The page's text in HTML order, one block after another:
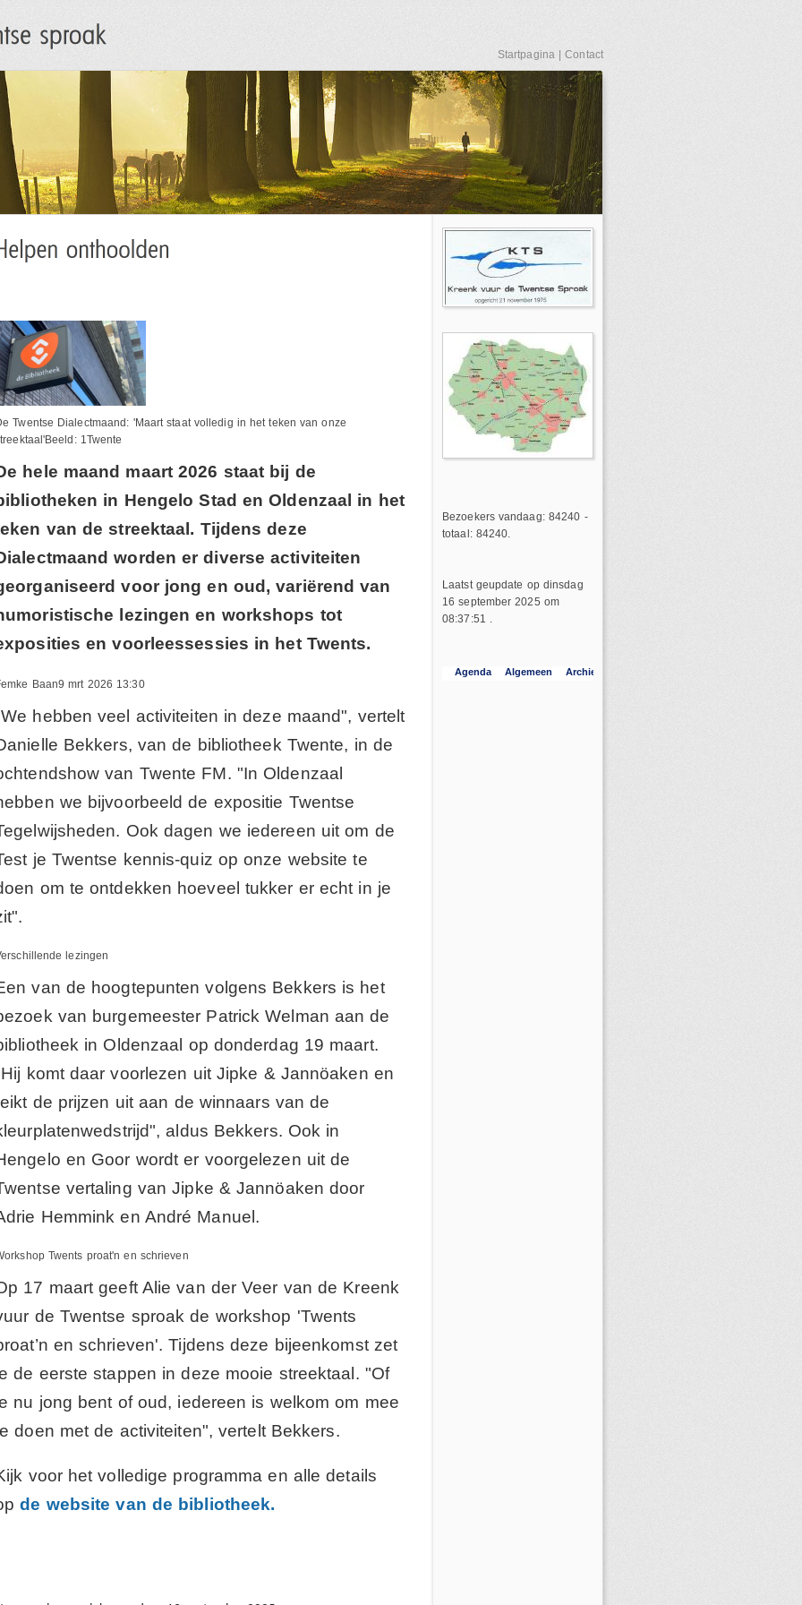
Startpagina|Contact
Twentse Dialectmaand: 'Maart staat volledig in het teken van onze
1Twente
hele maand maart 2026 staat bij de
in Hengelo Stad en Oldenzaal in het
van de streektaal. Tijdens deze
worden er diverse activiteiten
voor jong en oud, variërend van
lezingen en workshops tot
en voorleessessies in het Twents.
Baan9 mrt 2026 13:30
hebben veel activiteiten in deze maand", vertelt
Bekkers, van de bibliotheek Twente, in de
van Twente FM. "In Oldenzaal
we bijvoorbeeld de expositie Twentse
Ook dagen we iedereen uit om de
je Twentse kennis-quiz op onze website te
om te ontdekken hoeveel tukker er echt in je
lezingen
van de hoogtepunten volgens Bekkers is het
van burgemeester Patrick Welman aan de
in Oldenzaal op donderdag 19 maart.
komt daar voorlezen uit Jipke & Jannöaken en
de prijzen uit aan de winnaars van de
aldus Bekkers. Ook in
en Goor wordt er voorgelezen uit de
vertaling van Jipke & Jannöaken door
Hemmink en André Manuel.
Twents proat'n en schrieven
17 maart geeft Alie van der Veer van de Kreenk
de Twentse sproak de workshop 'Twents
en schrieven'. Tijdens deze bijeenkomst zet
de eerste stappen in deze mooie streektaal. "Of
nu jong bent of oud, iedereen is welkom om mee
doen met de activiteiten", vertelt Bekkers.
voor het volledige programma en alle details
de website van de bibliotheek.
Bezoekers vandaag: 84240 -
totaal: 84240.
Laatst geupdate op dinsdag
16 september 2025 om
08:37:51 .